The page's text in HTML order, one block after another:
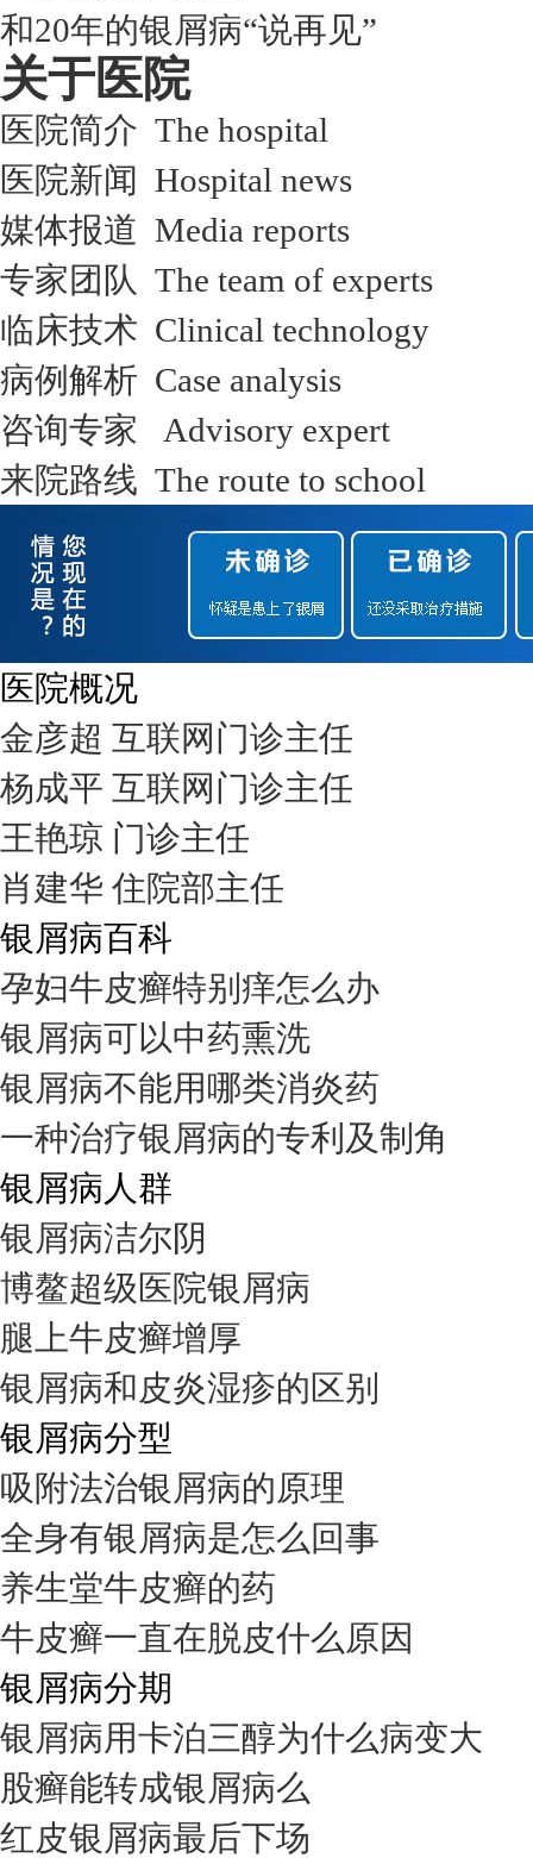
和20年的银屑病“说再见”
关于医院
医院简介 The hospital
医院新闻 Hospital news
媒体报道 Media reports
专家团队 The team of experts
临床技术 Clinical technology
病例解析 Case analysis
咨询专家 Advisory expert
来院路线 The route to school
医院概况
金彦超 互联网门诊主任
杨成平 互联网门诊主任
王艳琼 门诊主任
肖建华 住院部主任
银屑病百科
孕妇牛皮癣特别痒怎么办
银屑病可以中药熏洗
银屑病不能用哪类消炎药
一种治疗银屑病的专利及制角
银屑病人群
银屑病洁尔阴
博鳌超级医院银屑病
腿上牛皮癣增厚
银屑病和皮炎湿疹的区别
银屑病分型
吸附法治银屑病的原理
全身有银屑病是怎么回事
养生堂牛皮癣的药
牛皮癣一直在脱皮什么原因
银屑病分期
银屑病用卡泊三醇为什么病变大
股癣能转成银屑病么
红皮银屑病最后下场